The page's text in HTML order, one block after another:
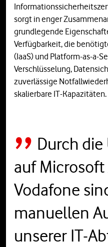
sorgt in enger
grundlegende
Verfügbarkeit, die
(IaaS) und Platform-as-a-
Verschlüsselung,
zuverlässige
skalierbare IT-Kapazitäten.
Durch
auf Microsoft
Vodafone
manuellen
unserer IT-